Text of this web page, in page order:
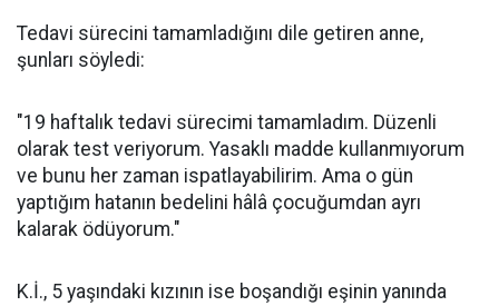
Tedavi sürecini tamamladığını dile getiren anne,
şunları söyledi:
"19 haftalık tedavi sürecimi tamamladım. Düzenli
olarak test veriyorum. Yasaklı madde kullanmıyorum
ve bunu her zaman ispatlayabilirim. Ama o gün
yaptığım hatanın bedelini hâlâ çocuğumdan ayrı
kalarak ödüyorum."
K.İ., 5 yaşındaki kızının ise boşandığı eşinin yanında